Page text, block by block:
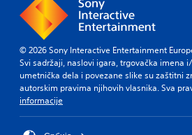
© 2026 Sony Interactive Entertainment
Svi sadržaji, naslovi igara, trgovačka imena
umetnička dela i povezane slike su zaštitni
autorskim pravima njihovih vlasnika. Sva
informacije